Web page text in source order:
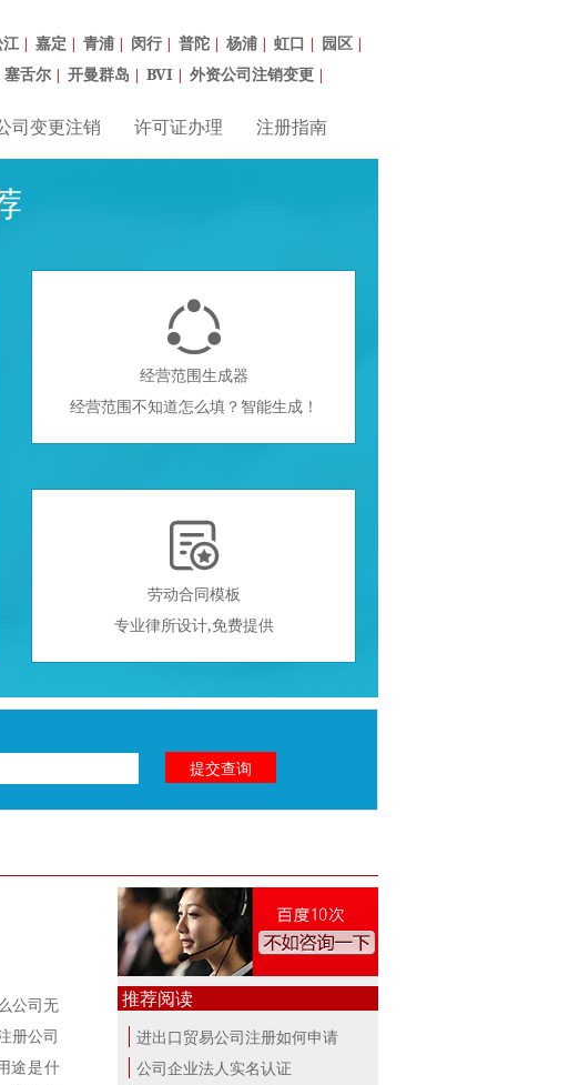
| 嘉定 | 青浦 | 闵行 | 普陀 | 杨浦 | 虹口 | 园区 |
塞舌尔 | 开曼群岛 | BVI | 外资公司注销变更 |
司变更注销 许可证办理 注册指南

经营范围生成器
经营范围不知道怎么填？智能生成！

劳动合同模板
专业律所设计,免费提供
公司无
册公司
途是什
推荐阅读
进出口贸易公司注册如何申请
公司企业法人实名认证